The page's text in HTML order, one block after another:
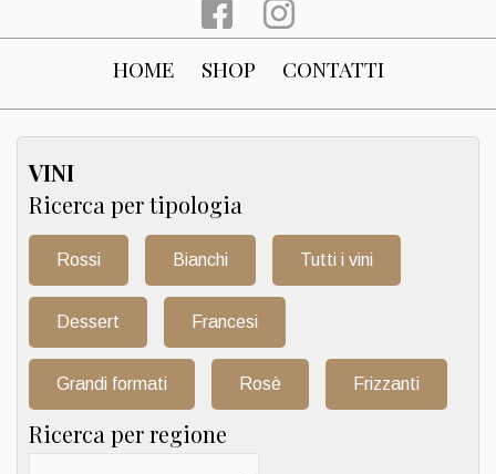
HOME SHOP CONTATTI
VINI
Ricerca per tipologia
Rossi Bianchi Tutti i vini
Dessert Francesi
Grandi formati Rosè Frizzanti
Ricerca per regione